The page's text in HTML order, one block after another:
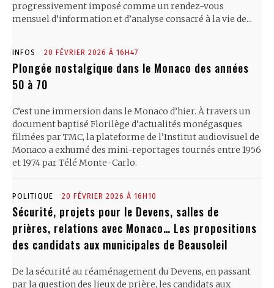
progressivement imposé comme un rendez-vous
mensuel d’information et d’analyse consacré à la vie de...
INFOS 20 FÉVRIER 2026 À 16H47
Plongée nostalgique dans le Monaco des années
50 à 70
C’est une immersion dans le Monaco d’hier. À travers un
document baptisé Florilège d’actualités monégasques
filmées par TMC, la plateforme de l’Institut audiovisuel de
Monaco a exhumé des mini-reportages tournés entre 1956
et 1974 par Télé Monte-Carlo.
POLITIQUE 20 FÉVRIER 2026 À 16H10
Sécurité, projets pour le Devens, salles de
prières, relations avec Monaco… Les propositions
des candidats aux municipales de Beausoleil
De la sécurité au réaménagement du Devens, en passant
par la question des lieux de prière, les candidats aux